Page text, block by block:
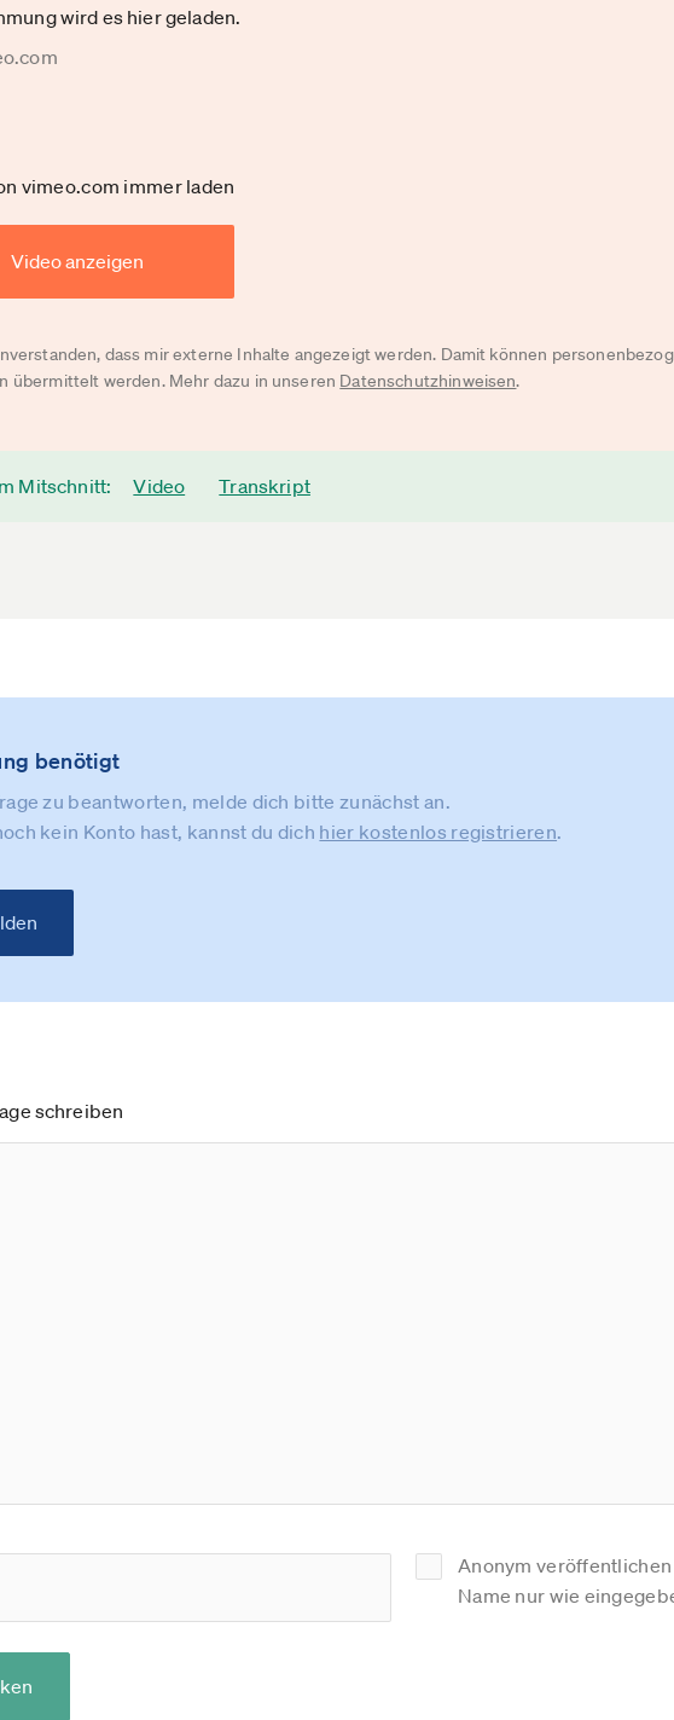
wird es hier geladen.
vimeo.com immer laden
Video anzeigen
dass mir externe Inhalte angezeigt werden. Damit können
übermittelt werden. Mehr dazu in unseren Datenschutzhinweisen.
Mitschnitt: Video Transkript
benötigt
zu beantworten, melde dich bitte zunächst an.
kein Konto hast, kannst du dich hier kostenlos registrieren.
schreiben
Anonym
Name nur wie